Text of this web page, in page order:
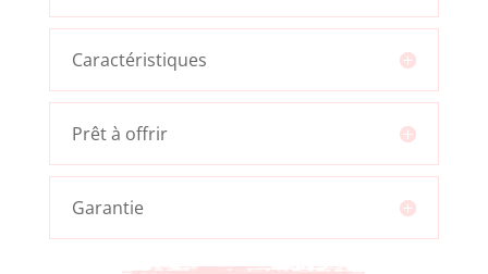
Caractéristiques
Prêt à offrir
Garantie